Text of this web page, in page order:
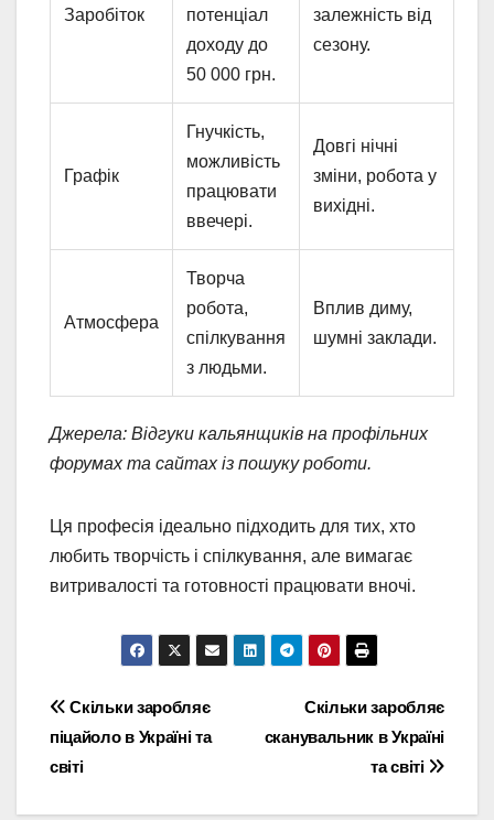
Заробіток
потенціал
доходу до
50 000 грн.
залежність від
сезону.
Графік
Гнучкість,
можливість
працювати
ввечері.
Довгі нічні
зміни, робота у
вихідні.
Атмосфера
Творча
робота,
спілкування
з людьми.
Вплив диму,
шумні заклади.
Джерела: Відгуки кальянщиків на профільних
форумах та сайтах із пошуку роботи.
Ця професія ідеально підходить для тих, хто
любить творчість і спілкування, але вимагає
витривалості та готовності працювати вночі.
Навігація
записів
Скільки заробляє
сканувальник в Україні
та світі
Скільки заробляє
піцайоло в Україні та
світі